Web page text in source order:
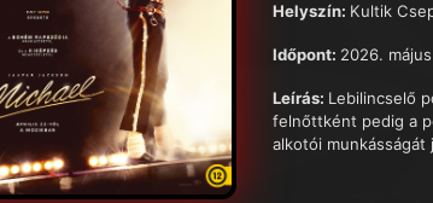
Helyszín: Kultik
Időpont: 2026.
Leírás: Lebilincselő
felnőttként pedig a
alkotói munkásságát